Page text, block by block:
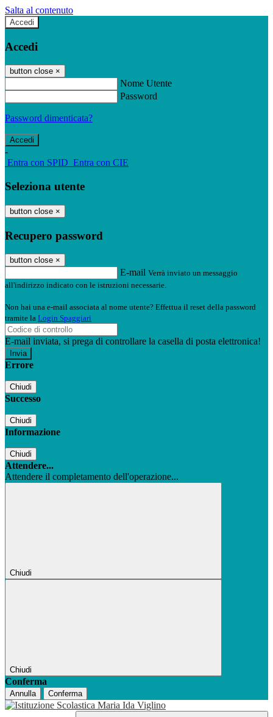
Salta al contenuto
Accedi
Accedi
button close ×
Nome Utente
Password
Password dimenticata?
-
Entra con SPID Entra con CIE
Seleziona utente
button close ×
Recupero password
button close ×
E-mail Verrà inviato un messaggio
all'indirizzo indicato con le istruzioni necessarie.
Non hai una e-mail associata al nome utente? Effettua il reset della password
tramite la Login Spaggiari
E-mail inviata, si prega di controllare la casella di posta elettronica!
Errore
Chiudi
Successo
Chiudi
Informazione
Chiudi
Attendere...
Attendere il completamento dell'operazione...
Chiudi
Chiudi
Conferma
Annulla Conferma